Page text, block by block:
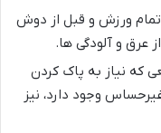
ورزش و قبل از دوش
عرق و آلودگی ها.
که نیاز به پاک کردن
وجود دارد، نیز